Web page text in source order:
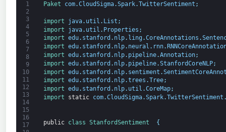
1
2
3
4
5
6
7
8
9
10
11
12
13
14
15
16
17
Paket com.CloudSigma.Spark.TwitterSentiment ;
import java. util . List ;
import
java. util . Properties ;
import edu. stanford . nlp. ling .CoreAnnotations .
import edu. stanford . nlp. neural . rnn.
import edu. stanford . nlp. pipeline.Annotation;
import edu. stanford . nlp. pipeline.StanfordCoreNLP;
import edu. stanford . nlp. sentiment .
import edu. stanford . nlp.trees .Tree;
import edu. stanford . nlp. util .CoreMap;
import
static com.CloudSigma.Spark.TwitterSentiment
public class StanfordSentiment {